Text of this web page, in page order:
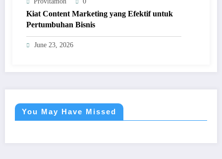
Kiat Content Marketing yang Efektif untuk
Pertumbuhan Bisnis
June 23, 2026
You May Have Missed